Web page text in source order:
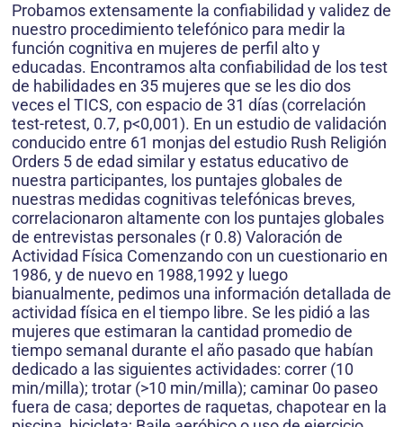
Probamos extensamente la confiabilidad y validez de
nuestro procedimiento telefónico para medir la
función cognitiva en mujeres de perfil alto y
educadas. Encontramos alta confiabilidad de los test
de habilidades en 35 mujeres que se les dio dos
veces el TICS, con espacio de 31 días (correlación
test-retest, 0.7, p<0,001). En un estudio de validación
conducido entre 61 monjas del estudio Rush Religión
Orders 5 de edad similar y estatus educativo de
nuestra participantes, los puntajes globales de
nuestras medidas cognitivas telefónicas breves,
correlacionaron altamente con los puntajes globales
de entrevistas personales (r 0.8) Valoración de
Actividad Física Comenzando con un cuestionario en
1986, y de nuevo en 1988,1992 y luego
bianualmente, pedimos una información detallada de
actividad física en el tiempo libre. Se les pidió a las
mujeres que estimaran la cantidad promedio de
tiempo semanal durante el año pasado que habían
dedicado a las siguientes actividades: correr (10
min/milla); trotar (>10 min/milla); caminar 0o paseo
fuera de casa; deportes de raquetas, chapotear en la